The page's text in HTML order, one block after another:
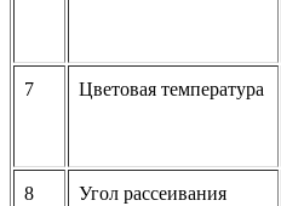
7 Цветовая температура
8 Угол рассеивания